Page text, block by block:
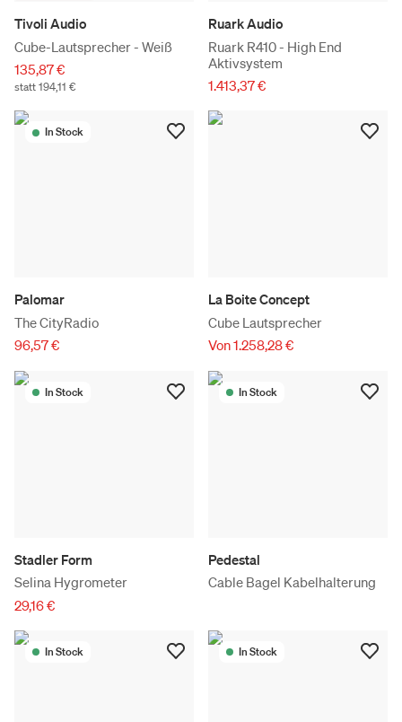
Tivoli Audio
Cube-Lautsprecher - Weiß
135,87 €
statt 194,11 €
Ruark Audio
Ruark R410 - High End
Aktivsystem
1.413,37 €
In Stock
Palomar
The CityRadio
96,57 €
La Boite Concept
Cube Lautsprecher
Von 1.258,28 €
In Stock
Stadler Form
Selina Hygrometer
29,16 €
In Stock
Pedestal
Cable Bagel Kabelhalterung
In Stock In Stock